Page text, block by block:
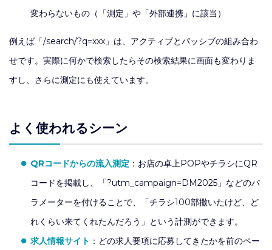
変わらないもの（「測定」や「外部連携」に該当）
例えば「/search/?q=xxx」は、アクティブとパッシブの組み合わ
せです。実際に何かで検索したらその検索結果に画面も変わりま
すし、さらに測定にも使えています。
よく使われるシーン
QRコードからの流入測定 ：お店の卓上POPやチラシにQR
コードを掲載し、「?utm_campaign=DM2025」などのパ
ラメーターを付けることで、「チラシ100部撒いたけど、ど
れくらい来てくれたんだろう」という計測ができます。
求人情報サイト ：どの求人要項に応募してきたかを前のペー